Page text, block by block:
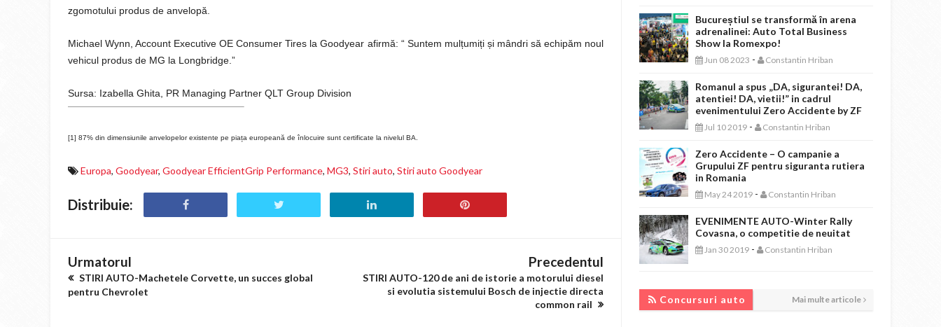
zgomotului produs de anvelopă.
Michael Wynn, Account Executive OE Consumer Tires la Goodyear afirmă: “ Suntem mulțumiți și mândri să echipăm noul
vehicul produs de MG la Longbridge.”
Sursa: Izabella Ghita, PR Managing Partner QLT Group Division
[1] 87% din dimensiunile anvelopelor existente pe piața europeană de înlocuire sunt certificate la nivelul BA.
Europa, Goodyear, Goodyear EfficientGrip Performance, MG3, Stiri auto, Stiri auto Goodyear
Distribuie:
Urmatorul
STIRI AUTO-Machetele Corvette, un succes global
pentru Chevrolet
Precedentul
STIRI AUTO-120 de ani de istorie a motorului diesel
si evolutia sistemului Bosch de injectie directa
common rail
Bucureștiul se transformă în arena
adrenalinei: Auto Total Business
Show la Romexpo!
Jun 08 2023 - Constantin Hriban
Romanul a spus „DA, sigurantei! DA,
atentiei! DA, vietii!” in cadrul
evenimentului Zero Accidente by ZF
Jul 10 2019 - Constantin Hriban
Zero Accidente – O campanie a
Grupului ZF pentru siguranta rutiera
in Romania
May 24 2019 - Constantin Hriban
EVENIMENTE AUTO-Winter Rally
Covasna, o competitie de neuitat
Jan 30 2019 - Constantin Hriban
Concursuri auto Mai multe articole